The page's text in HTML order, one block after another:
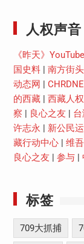
人权声音
《昨天》YouTube
国史料| 南方街
动态网
的西藏| 西藏人
察
良心之友
许志永
新公民
藏行动中心| 维
良心之友
参与|
标签
709大抓捕